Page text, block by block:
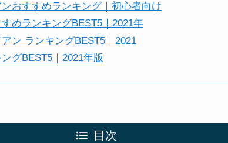
おすすめランキング｜初心者向け
めランキングBEST5｜2021年
ン ランキングBEST5｜2021
グBEST5｜2021年版
目次